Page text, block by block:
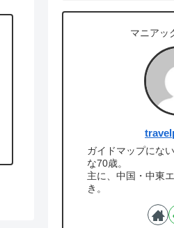
マニアッ
ガイドマップにな
な70歳。
主に、中国・中東
き。